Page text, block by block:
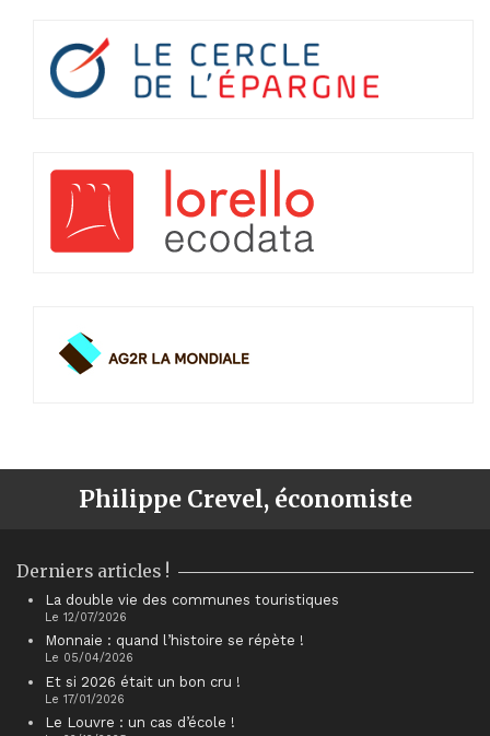
Philippe Crevel, économiste
Derniers articles !
La double vie des communes touristiques
Le 12/07/2026
Monnaie : quand l’histoire se répète !
Le 05/04/2026
Et si 2026 était un bon cru !
Le 17/01/2026
Le Louvre : un cas d’école !